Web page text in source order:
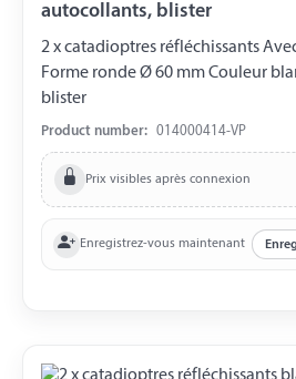
autocollants, blister
2 x catadioptres réfléchissants
Forme ronde Ø 60 mm Couleur
blister
Product number: 014000414-VP
Prix visibles après connexion
Enregistrez-vous maintenant